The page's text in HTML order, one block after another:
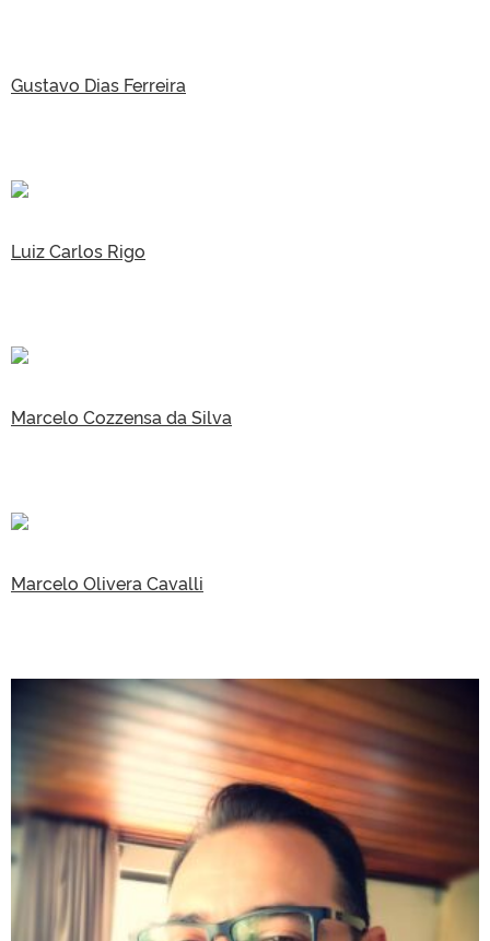
Gustavo Dias Ferreira
Luiz Carlos Rigo
Marcelo Cozzensa da Silva
Marcelo Olivera Cavalli